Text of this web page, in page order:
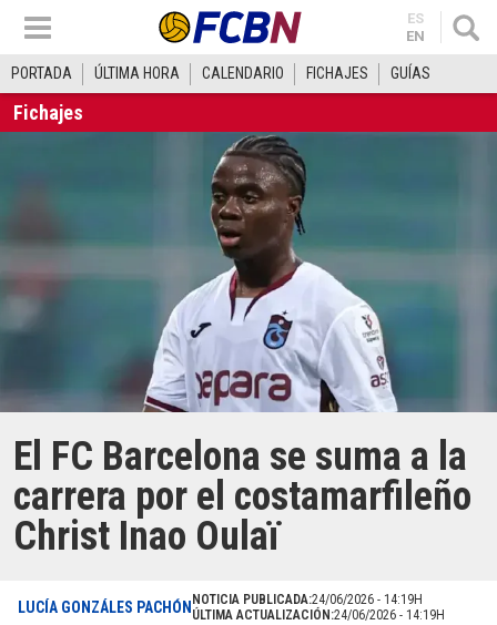
ES
EN
PORTADA ÚLTIMA HORA CALENDARIO FICHAJES GUÍAS
Fichajes
El FC Barcelona se suma a la
carrera por el costamarfileño
Christ Inao Oulaï
LUCÍA GONZÁLES PACHÓN NOTICIA PUBLICADA:24/06/2026 - 14:19H
ÚLTIMA ACTUALIZACIÓN:24/06/2026 - 14:19H